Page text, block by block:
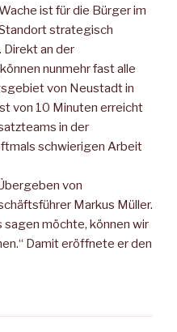
ist für die Bürger im
strategisch
an der
nunmehr fast alle
von Neustadt in
von 10 Minuten erreicht
in der
schwierigen Arbeit
von
Markus Müller.
sagen möchte, können wir
Damit eröffnete er den